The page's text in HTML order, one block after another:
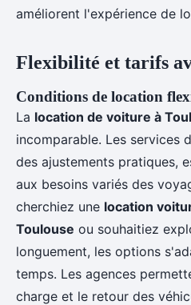
améliorent l'expérience de
Flexibilité et tarifs
Conditions de location
La location de voiture à
incomparable. Les services
des ajustements pratiques,
aux besoins variés des
cherchiez une location
Toulouse ou souhaitiez
longuement, les options
temps. Les agences
charge et le retour des